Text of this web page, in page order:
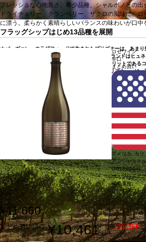
フラッグシップはじめ13品種を展開
ナパ・ヴァレーのラザフォードで生まれたプリズナーは、あま
始まりましたが、10年も経たないうちに、このブランドはヒュ
れました。2016年には、再び大手飲料コングロマリットである
却されました。前述の赤ワインブレンド「ザ・プリズナー」は
ン・カンパニー」として、フラッグシップラベルをはじめ、13
となっています。プリズナーは現在、コンステレーションが所
り、2017年には約16万5000ケースのプリズナーを生産し、当
ラを含む余韻が長く残る。葡萄品種シャルボノ 95%
フレッシュな心地良さ、希少品種、シャルボノとの出
ドライチェリー、クランベリー、ザクロの風味に、ロ
に漂う。柔らかく素晴らしいバランスの味わいが口
ラを含む余韻が長く残る。葡萄品種シャルボノ 95%
在庫あり
5
ライトボディ
フルボディ
ロゼワイン
辛口
まとめ買い
アメリカ カリ
アンシャック
(2018)750ml
ザ・プリズナ
葡萄品種:
ピノ・ノワー
¥11,660
まとめ買い(3+) ¥10,461/ 1本
10%OFF